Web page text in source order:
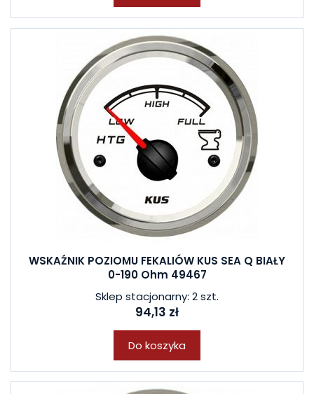
WSKAŹNIK POZIOMU FEKALIÓW KUS SEA Q BIAŁY
0-190 Ohm 49467
Sklep stacjonarny: 2 szt.
94,13 zł
Do koszyka